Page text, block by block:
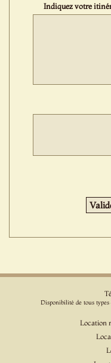
Indiquez votre
Disponibilité de tous
Location